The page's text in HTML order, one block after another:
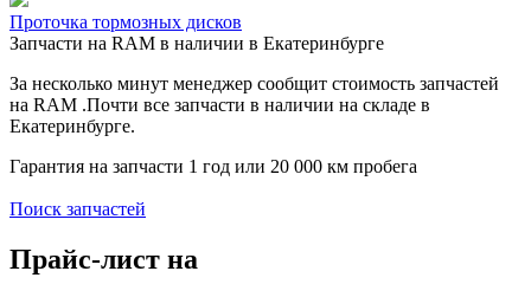
Проточка тормозных дисков
Запчасти на RAM в наличии в Екатеринбурге
За несколько минут менеджер сообщит стоимость запчастей
на RAM .Почти все запчасти в наличии на складе в
Екатеринбурге.
Гарантия на запчасти 1 год или 20 000 км пробега
Поиск запчастей
Прайс-лист на